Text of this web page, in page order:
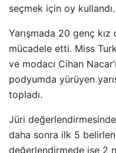
seçmek için oy kullandı.
Yarışmada 20 genç
mücadele etti. Miss
ve modacı Cihan
podyumda yürüyen
topladı.
Jüri
daha sonra ilk 5
değerlendirmede ise 2